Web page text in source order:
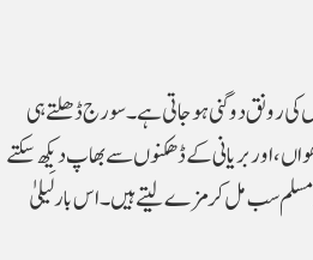
کی رونق دوگنی ہو جاتی ہے۔ سورج ڈھلتے ہی
اور بریانی کے ڈھکنوں سے بھاپ دیکھ سکتے
سب مل کر مزے لیتے ہیں۔ اس بار لَیلیٰ